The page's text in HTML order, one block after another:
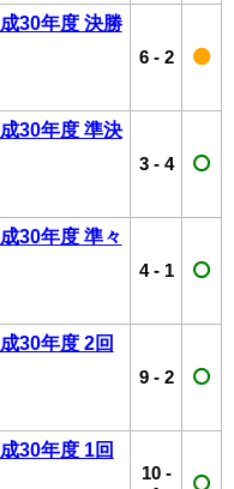
30年度 決勝
6- 2
30年度 準決
3- 4
30年度 準々
4- 1
30年度 2回
9- 2
30年度 1回
10-